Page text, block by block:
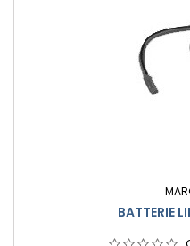
BATTERIE